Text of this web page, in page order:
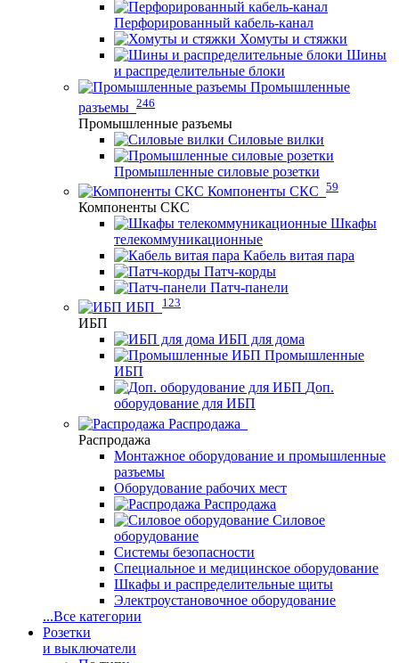
Перфорированный кабель-канал
Хомуты и стяжки
Шины
и распределительные блоки
Промышленные
разъемы 246
Промышленные разъемы
Силовые вилки
Промышленные силовые розетки
Компоненты СКС 59
Компоненты СКС
Шкафы
телекоммуникационные
Кабель витая пара
Патч-корды
Патч-панели
ИБП
123
ИБП
ИБП для дома
Промышленные
ИБП
Доп.
оборудование для ИБП
Распродажа
Распродажа
Монтажное оборудование и промышленные
разъемы
Оборудование рабочих мест
Распродажа
Силовое
оборудование
Системы безопасности
Специальное и медицинское оборудование
Шкафы и распределительные щиты
Электроустановочное оборудование
...Все категории
Розетки
и выключатели